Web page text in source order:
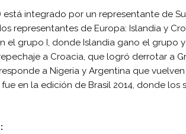
está integrado por un representante de
representantes de Europa: Islandia y
el grupo I, donde Islandia gano el grupo
a Croacia, que logró derrotar a
a Nigeria y Argentina que
en la edición de Brasil 2014, donde